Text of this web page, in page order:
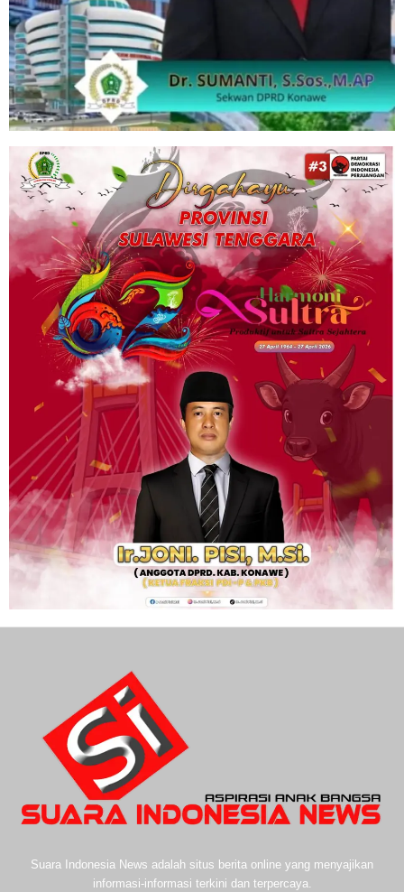
Suara Indonesia News adalah situs berita online yang menyajikan
informasi-informasi terkini dan terpercaya.